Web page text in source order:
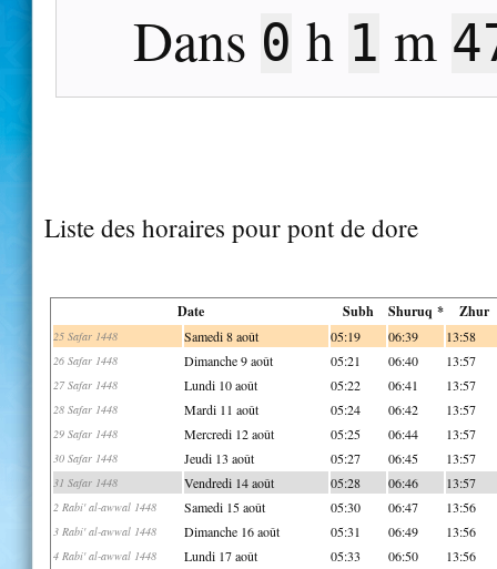
Dans 0 h 1 m
Liste des horaires pour pont de dore
Date Subh Shuruq * Zhur
25 Safar 1448 Samedi 8 août 05:19 06:39 13:58
26 Safar 1448 Dimanche 9 août 05:21 06:40 13:57
27 Safar 1448 Lundi 10 août 05:22 06:41 13:57
28 Safar 1448 Mardi 11 août 05:24 06:42 13:57
29 Safar 1448 Mercredi 12 août 05:25 06:44 13:57
30 Safar 1448 Jeudi 13 août 05:27 06:45 13:57
31 Safar 1448 Vendredi 14 août 05:28 06:46 13:57
2 Rabi' al-awwal 1448 Samedi 15 août 05:30 06:47 13:56
3 Rabi' al-awwal 1448 Dimanche 16 août 05:31 06:49 13:56
4 Rabi' al-awwal 1448 Lundi 17 août 05:33 06:50 13:56